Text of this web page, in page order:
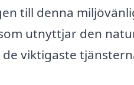
till denna
utnyttjar den
viktigaste